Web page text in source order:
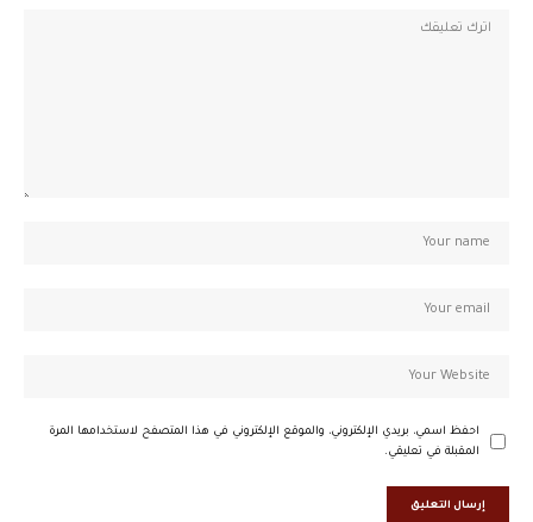
احفظ اسمي، بريدي الإلكتروني، والموقع الإلكتروني في هذا المتصفح لاستخدامها المرة
المقبلة في تعليقي.